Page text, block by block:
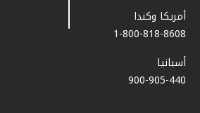
أمريكا وكندا
1-800-818-8608
أسبانيا
900-905-440